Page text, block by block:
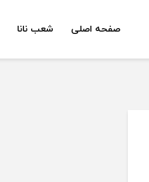
صفحه اصلی شعب نانا